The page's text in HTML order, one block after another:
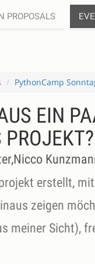
PROPOSALS
PythonCamp
EIN
PROJEKT?
erstellt,
zeigen
meiner Sicht),